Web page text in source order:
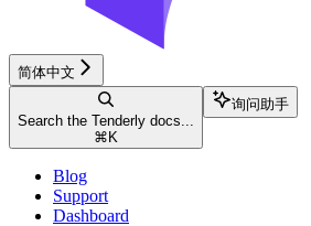
简体中文
Search the Tenderly docs...
⌘ K
询问助手
Blog
Support
Dashboard